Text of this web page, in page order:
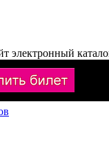
электронный